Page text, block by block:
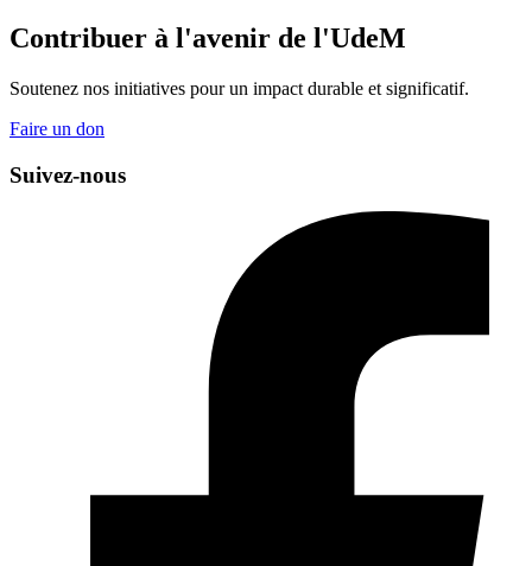
Contribuer à l'avenir de l'UdeM
Soutenez nos initiatives pour un impact durable et significatif.
Faire un don
Suivez-nous